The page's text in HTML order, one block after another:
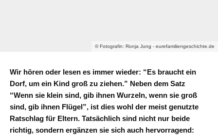
© Fotografin: Ronja Jung - eurefamiliengeschichte.de
Wir hören oder lesen es immer wieder: “Es braucht ein
Dorf, um ein Kind groß zu ziehen.” Neben dem Satz
“Wenn sie klein sind, gib ihnen Wurzeln, wenn sie groß
sind, gib ihnen Flügel”, ist dies wohl der meist genutzte
Ratschlag für Eltern. Tatsächlich sind nicht nur beide
richtig, sondern ergänzen sie sich auch hervorragend: